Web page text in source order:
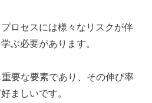
ロセスには様々なリスクが伴
ぶ必要があります。
要な要素であり、その伸び率
ましいです。